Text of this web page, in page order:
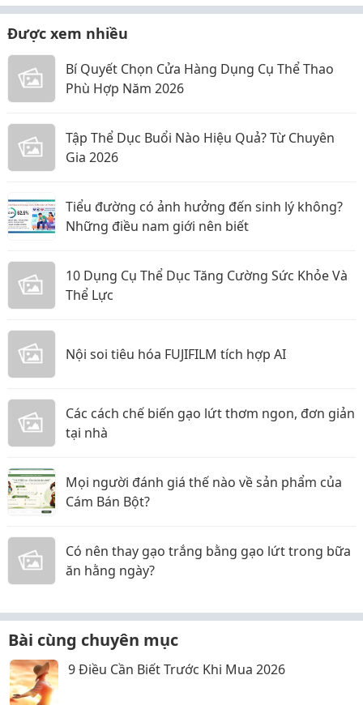
Được xem nhiều
Bí Quyết Chọn Cửa Hàng Dụng Cụ Thể Thao
Phù Hợp Năm 2026
Tập Thể Dục Buổi Nào Hiệu Quả? Từ Chuyên
Gia 2026
Tiểu đường có ảnh hưởng đến sinh lý không?
Những điều nam giới nên biết
10 Dụng Cụ Thể Dục Tăng Cường Sức Khỏe Và
Thể Lực
Nội soi tiêu hóa FUJIFILM tích hợp AI
Các cách chế biến gạo lứt thơm ngon, đơn giản
tại nhà
Mọi người đánh giá thế nào về sản phẩm của
Cám Bán Bột?
Có nên thay gạo trắng bằng gạo lứt trong bữa
ăn hằng ngày?
Bài cùng chuyên mục
9 Điều Cần Biết Trước Khi Mua 2026